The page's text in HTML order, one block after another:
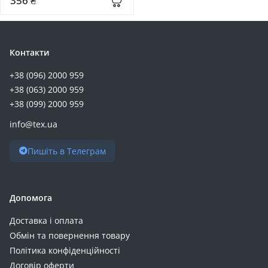
ArmorStandart (+6)
Esperanza (+6)
VEGER (+6)
YENKEE (+6)
Enot (+5)
Power Queen (+5)
Timeusb (+5)
ZMI (+5)
Контакти
+38 (096) 2000 959
+38 (063) 2000 959
+38 (099) 2000 959
info@tex.ua
Пишіть в Телеграм
Допомога
Доставка і оплата
Обмін та повернення товару
Політика конфіденційності
Договір оферти